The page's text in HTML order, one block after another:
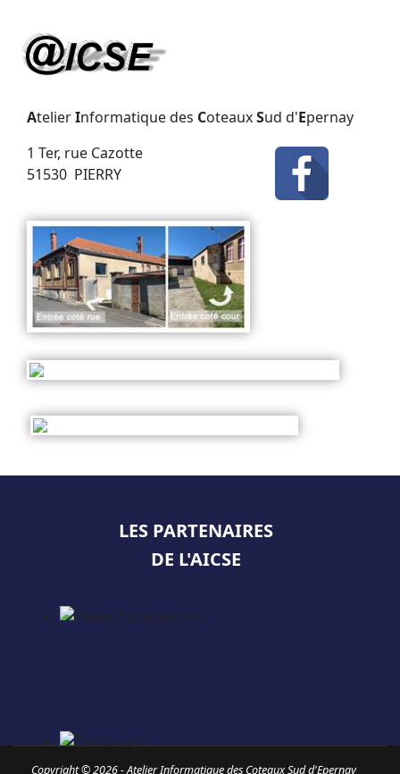
AtelierInformatique des CoteauxSud d'Epernay
1 Ter, rue Cazotte
51530 PIERRY
LES PARTENAIRES
DE L'AICSE
Copyright © 2026 - Atelier Informatique des Coteaux Sud d'Epernay